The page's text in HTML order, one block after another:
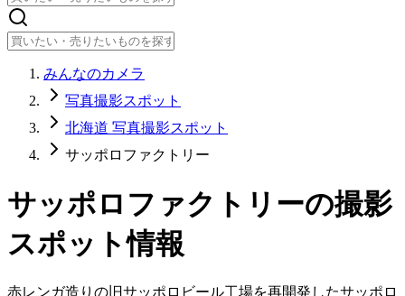
みんなのカメラ
写真撮影スポット
北海道 写真撮影スポット
サッポロファクトリー
サッポロファクトリーの撮影
スポット情報
赤レンガ造りの旧サッポロビール工場を再開発したサッポロ